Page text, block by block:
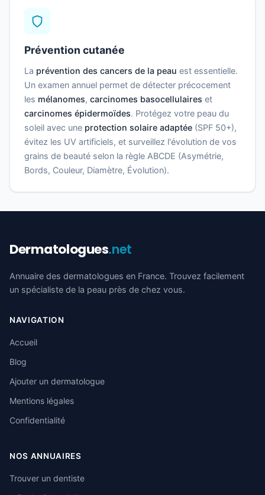
Prévention cutanée
La prévention des cancers de la peau est essentielle.
Un examen annuel permet de détecter précocement
les mélanomes, carcinomes basocellulaires et
carcinomes épidermoïdes. Protégez votre peau du
soleil avec une protection solaire adaptée (SPF 50+),
évitez les UV artificiels, et surveillez l'évolution de vos
grains de beauté selon la règle ABCDE (Asymétrie,
Bords, Couleur, Diamètre, Évolution).
Dermatologues.net
Annuaire des dermatologues en France. Trouvez facilement
un spécialiste de la peau près de chez vous.
NAVIGATION
Accueil
Blog
Ajouter un dermatologue
Mentions légales
Confidentialité
NOS ANNUAIRES
Trouver un dentiste